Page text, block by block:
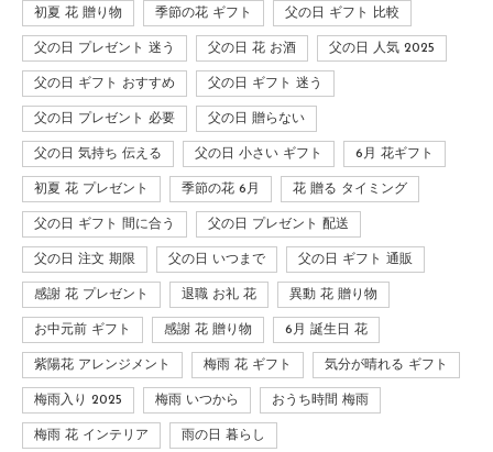
初夏 花 贈り物 季節の花 ギフト 父の日 ギフト 比較
父の日 プレゼント 迷う 父の日 花 お酒 父の日 人気 2025
父の日 ギフト おすすめ 父の日 ギフト 迷う
父の日 プレゼント 必要 父の日 贈らない
父の日 気持ち 伝える 父の日 小さい ギフト 6月 花ギフト
初夏 花 プレゼント 季節の花 6月 花 贈る タイミング
父の日 ギフト 間に合う 父の日 プレゼント 配送
父の日 注文 期限 父の日 いつまで 父の日 ギフト 通販
感謝 花 プレゼント 退職 お礼 花 異動 花 贈り物
お中元前 ギフト 感謝 花 贈り物 6月 誕生日 花
紫陽花 アレンジメント 梅雨 花 ギフト 気分が晴れる ギフト
梅雨入り 2025 梅雨 いつから おうち時間 梅雨
梅雨 花 インテリア 雨の日 暮らし